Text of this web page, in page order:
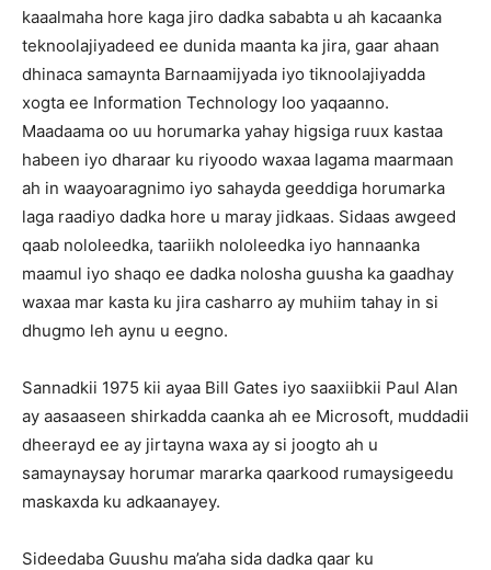
kaaalmaha hore kaga jiro dadka sababta u ah kacaanka
teknoolajiyadeed ee dunida maanta ka jira, gaar ahaan
dhinaca samaynta Barnaamijyada iyo tiknoolajiyadda
xogta ee Information Technology loo yaqaanno.
Maadaama oo uu horumarka yahay higsiga ruux kastaa
habeen iyo dharaar ku riyoodo waxaa lagama maarmaan
ah in waayoaragnimo iyo sahayda geeddiga horumarka
laga raadiyo dadka hore u maray jidkaas. Sidaas awgeed
qaab nololeedka, taariikh nololeedka iyo hannaanka
maamul iyo shaqo ee dadka nolosha guusha ka gaadhay
waxaa mar kasta ku jira casharro ay muhiim tahay in si
dhugmo leh aynu u eegno.
Sannadkii 1975 kii ayaa Bill Gates iyo saaxiibkii Paul Alan
ay aasaaseen shirkadda caanka ah ee Microsoft, muddadii
dheerayd ee ay jirtayna waxa ay si joogto ah u
samaynaysay horumar mararka qaarkood rumaysigeedu
maskaxda ku adkaanayey.
Sideedaba Guushu ma’aha sida dadka qaar ku